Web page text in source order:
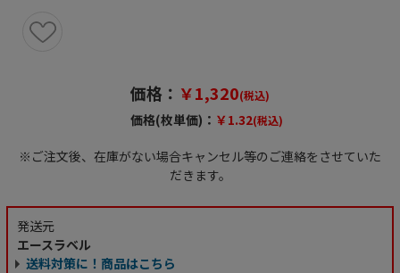
価格： ￥1,320(税込)
価格(枚単価)： ￥1.32(税込)
※ご注文後、在庫がない場合キャンセル等のご連絡をさせていた
だきます。
発送元
エースラベル
送料対策に！商品はこちら